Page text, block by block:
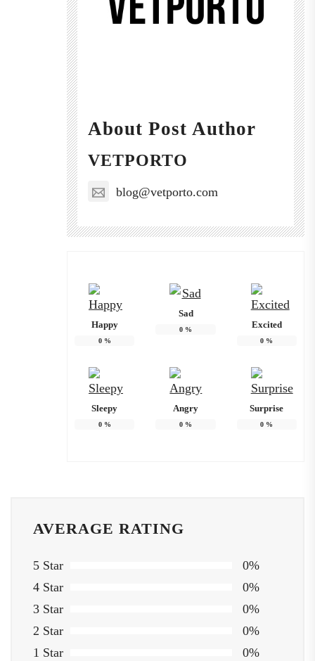
About Post Author
VETPORTO
blog@vetporto.com
Happy
0%
Sad
0 % Excited
0 %
Sleepy
0%
Angry
0 %
Surprise
0 %
AVERAGE RATING
5 Star
0%
4 Star
0%
3 Star
0%
2 Star
0%
1 Star
0%